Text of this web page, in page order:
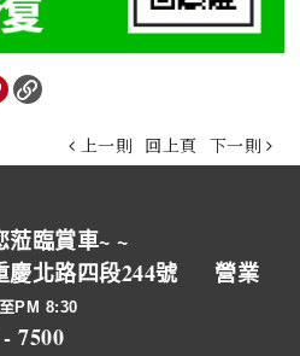
上一則 回上頁 下一則
臨賞車~ ~
慶北路四段244號 營業
PM 8:30
7500